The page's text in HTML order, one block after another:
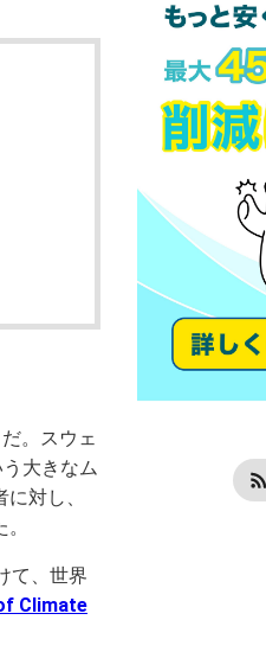
。スウェ
大きなム
対し、
て、世界
Climate